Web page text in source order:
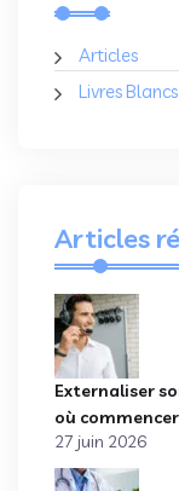
Articles
Livres Blancs
Articles
Externaliser
où
27 juin 2026